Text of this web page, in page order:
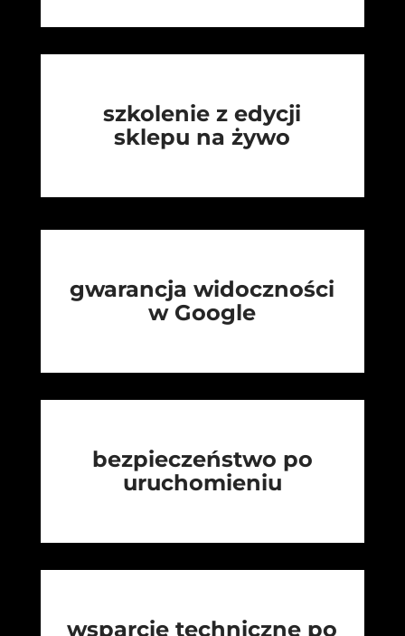
szkolenie z edycji
sklepu na żywo
gwarancja widoczności
w Google
bezpieczeństwo po
uruchomieniu
wsparcie techniczne po